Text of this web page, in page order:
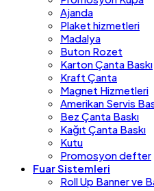
Ajanda
Plaket hizmetleri
Madalya
Buton Rozet
Karton Çanta Baskı
Kraft Çanta
Magnet Hizmetleri
Amerikan Servis
Bez Çanta Baskı
Kağıt Çanta Baskı
Kutu
Promosyon defter
Fuar Sistemleri
Roll Up Banner ve